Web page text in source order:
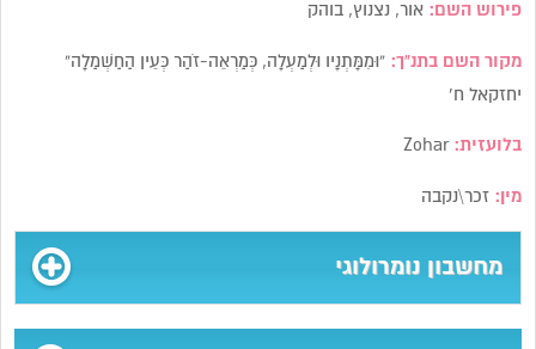
פירוש השם:אור, נצנוץ, בוהק
מקור השם בתנ”ך:“וּמִמָּתְנָיו וּלְמַעְלָה, כְּמַרְאֵה-זֹהַר כְּעֵין הַחַשְׁמַלָה”
יחזקאל ח’
בלועזית: Zohar
מין: זכר\נקבה
מחשבון נומרולוגי